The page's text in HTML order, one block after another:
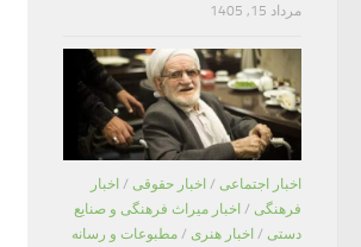
مرداد 15, 1405
اخبار اجتماعی / اخبار حقوقی / اخبار
فرهنگی / اخبار میراث فرهنگی و صنایع
دستی / اخبار هنری / مطبوعات و رسانه